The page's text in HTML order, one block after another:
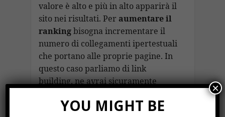
valore è alto e più in alto apparirà il
sito nei risultati. Per aumentare il
rankingbisogna incrementare il
numero di collegamenti ipertestuali
che portano alle proprie pagine. In
questo caso parliamo di link
building, ne avrai sicuramente
YOU MIGHT BE
×